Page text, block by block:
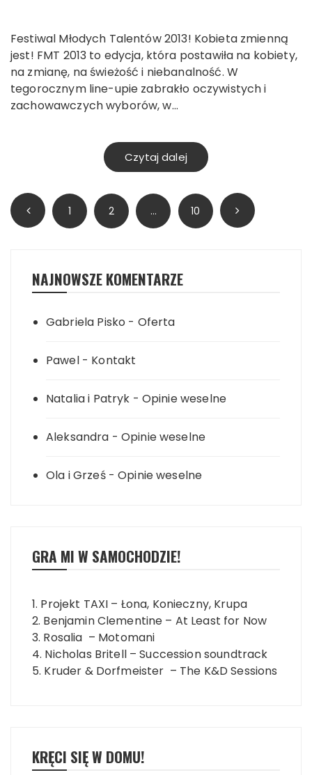
Festiwal Młodych Talentów 2013! Kobieta zmienną
jest! FMT 2013 to edycja, która postawiła na kobiety,
na zmianę, na świeżość i niebanalność. W
tegorocznym line-upie zabrakło oczywistych i
zachowawczych wyborów, w…
Czytaj dalej
Stronicowanie
wpisów1 2 … 10
NAJNOWSZE KOMENTARZE
Gabriela Pisko - Oferta
Pawel- Kontakt
Natalia i Patryk - Opinie weselne
Aleksandra - Opinie weselne
Ola i Grześ-Opinie weselne
GRA MI W SAMOCHODZIE!
1. Projekt TAXI – Łona, Konieczny, Krupa
2. Benjamin Clementine – At Least for Now
3. Rosalia – Motomani
4. Nicholas Britell – Succession soundtrack
5. Kruder & Dorfmeister – The K&D Sessions
KRĘCI SIĘ W DOMU!